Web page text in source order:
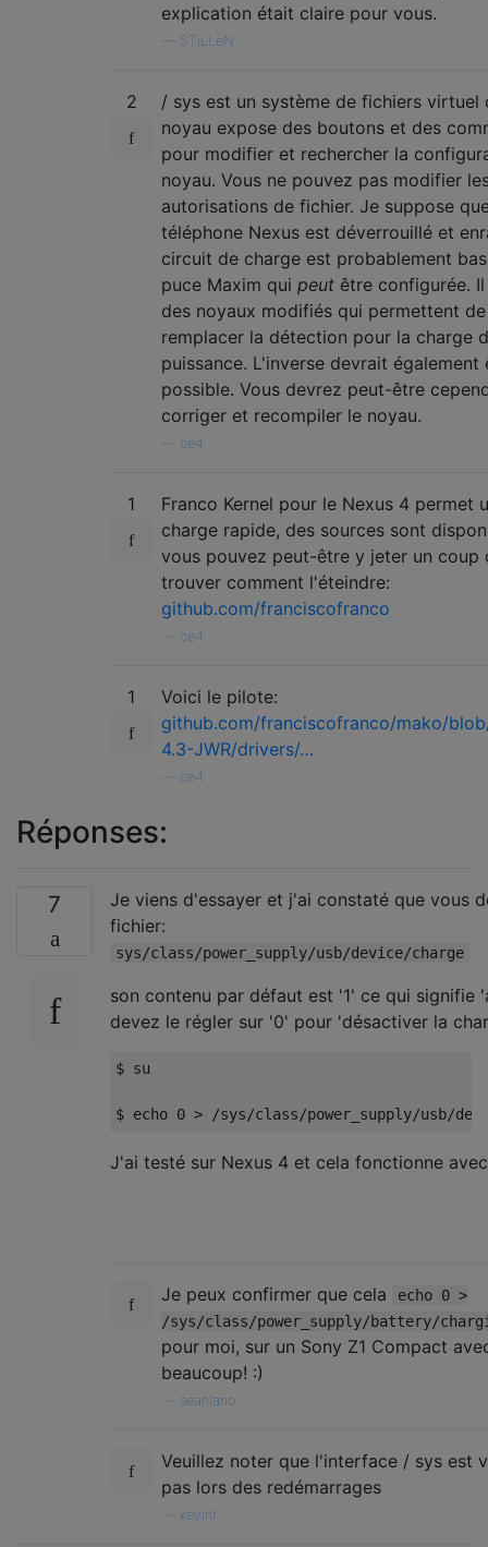
explication était claire pour vous.
STiLLeN
2
/ sys est un système de fichiers virtuel
noyau expose des boutons et des
pour modifier et rechercher la
noyau. Vous ne pouvez pas modifier
autorisations de fichier. Je suppose
téléphone Nexus est déverrouillé et
circuit de charge est probablement
puce Maxim qui peut être configurée.
des noyaux modifiés qui permettent de
remplacer la détection pour la charge
puissance. L'inverse devrait également
possible. Vous devrez peut-être
corriger et recompiler le noyau.
ce4
1
Franco Kernel pour le Nexus 4 permet
charge rapide, des sources sont
vous pouvez peut-être y jeter un
trouver comment l'éteindre:
github.com/franciscofranco
ce4
1
Voici le pilote:
github.com/franciscofranco/mako/
4.3-JWR/drivers/…
ce4
Réponses:
7
Je viens d'essayer et j'ai constaté que vous
fichier:
sys/class/power_supply/usb/device/charge
son contenu par défaut est '1' ce qui signifie
devez le régler sur '0' pour 'désactiver la
$ su
J'ai testé sur Nexus 4 et cela fonctionne
Je peux confirmer que cela
echo 0 >
/sys/class/power_supply/battery/
pour moi, sur un Sony Z1 Compact
beaucoup! :)
seanlano
Veuillez noter que l'interface / sys est
pas lors des redémarrages
kevinf